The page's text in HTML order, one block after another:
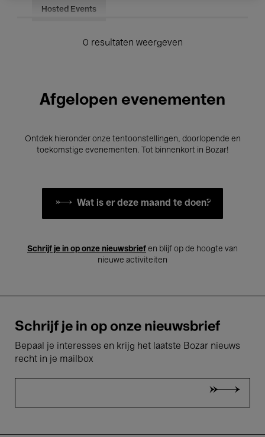
Hosted Events
0 resultaten weergeven
Afgelopen evenementen
Ontdek hieronder onze tentoonstellingen, doorlopende en
toekomstige evenementen. Tot binnenkort in Bozar!
Wat is er deze maand te doen?
Schrijf je in op onze nieuwsbrief en blijf op de hoogte van
nieuwe activiteiten
Schrijf je in op onze nieuwsbrief
Bepaal je interesses en krijg het laatste Bozar nieuws
recht in je mailbox